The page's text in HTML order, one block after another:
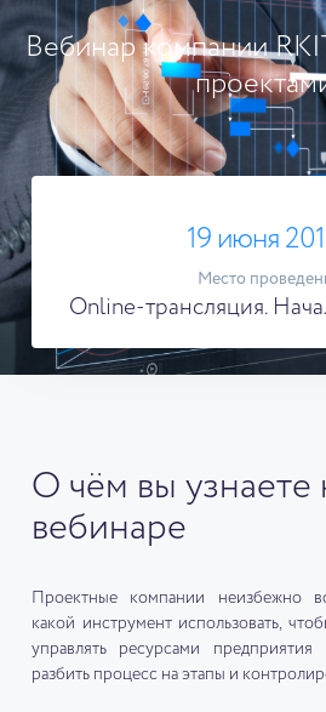
Вебинар компании
19 июня
Место
Online-трансляция.
О чём вы узнаете
вебинаре
Проектные компании неизбежно
какой инструмент использовать,
управлять ресурсами
разбить процесс на этапы и